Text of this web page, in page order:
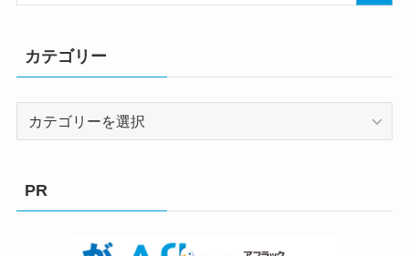
カテゴリー
PR